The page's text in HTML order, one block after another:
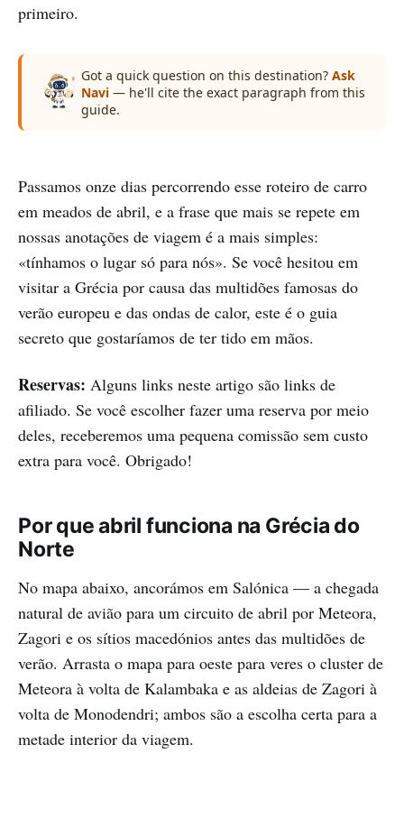
primeiro.
Got a quick question on this destination? Ask
Navi — he'll cite the exact paragraph from this
guide.
Passamos onze dias percorrendo esse roteiro de carro
em meados de abril, e a frase que mais se repete em
nossas anotações de viagem é a mais simples:
«tínhamos o lugar só para nós». Se você hesitou em
visitar a Grécia por causa das multidões famosas do
verão europeu e das ondas de calor, este é o guia
secreto que gostaríamos de ter tido em mãos.
Reservas: Alguns links neste artigo são links de
afiliado. Se você escolher fazer uma reserva por meio
deles, receberemos uma pequena comissão sem custo
extra para você. Obrigado!
Por que abril funciona na Grécia do
Norte
No mapa abaixo, ancorámos em Salónica — a chegada
natural de avião para um circuito de abril por Meteora,
Zagori e os sítios macedónios antes das multidões de
verão. Arrasta o mapa para oeste para veres o cluster de
Meteora à volta de Kalambaka e as aldeias de Zagori à
volta de Monodendri; ambos são a escolha certa para a
metade interior da viagem.